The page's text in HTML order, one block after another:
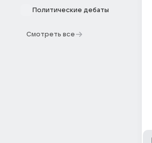
Политические дебаты
Смотреть все